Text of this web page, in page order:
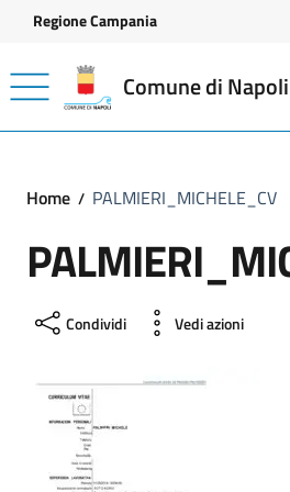
Vai ai contenuti
Vai al footer
Regione Campania
Comune di Napoli
Home PALMIERI_MICHELE_CV
Condividi Vedi azioni